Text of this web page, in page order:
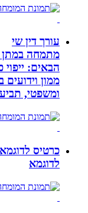
עורך דין שי
מתמחה במתן
הבאים: ייפוי כוח
ממון וידועים
ומשפטי, תביעות
כרטיס לדוגמא
לדוגמא